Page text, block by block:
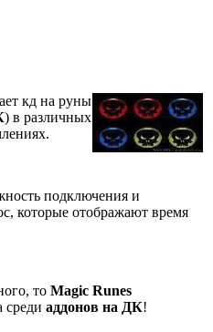
кд на руны
) в различных
подключения и
которые отображают время
то Magic Runes
среди аддонов на ДК!